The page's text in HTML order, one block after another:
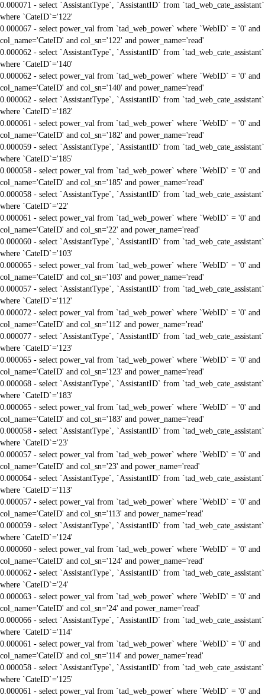
0.000071 - select `AssistantType`, `AssistantID` from `tad_web_cate_assistant`
where `CateID`='122'
0.000067 - select power_val from `tad_web_power` where `WebID` = '0' and
col_name='CateID' and col_sn='122' and power_name='read'
0.000062 - select `AssistantType`, `AssistantID` from `tad_web_cate_assistant`
where `CateID`='140'
0.000062 - select power_val from `tad_web_power` where `WebID` = '0' and
col_name='CateID' and col_sn='140' and power_name='read'
0.000062 - select `AssistantType`, `AssistantID` from `tad_web_cate_assistant`
where `CateID`='182'
0.000061 - select power_val from `tad_web_power` where `WebID` = '0' and
col_name='CateID' and col_sn='182' and power_name='read'
0.000059 - select `AssistantType`, `AssistantID` from `tad_web_cate_assistant`
where `CateID`='185'
0.000058 - select power_val from `tad_web_power` where `WebID` = '0' and
col_name='CateID' and col_sn='185' and power_name='read'
0.000058 - select `AssistantType`, `AssistantID` from `tad_web_cate_assistant`
where `CateID`='22'
0.000061 - select power_val from `tad_web_power` where `WebID` = '0' and
col_name='CateID' and col_sn='22' and power_name='read'
0.000060 - select `AssistantType`, `AssistantID` from `tad_web_cate_assistant`
where `CateID`='103'
0.000065 - select power_val from `tad_web_power` where `WebID` = '0' and
col_name='CateID' and col_sn='103' and power_name='read'
0.000057 - select `AssistantType`, `AssistantID` from `tad_web_cate_assistant`
where `CateID`='112'
0.000072 - select power_val from `tad_web_power` where `WebID` = '0' and
col_name='CateID' and col_sn='112' and power_name='read'
0.000077 - select `AssistantType`, `AssistantID` from `tad_web_cate_assistant`
where `CateID`='123'
0.000065 - select power_val from `tad_web_power` where `WebID` = '0' and
col_name='CateID' and col_sn='123' and power_name='read'
0.000068 - select `AssistantType`, `AssistantID` from `tad_web_cate_assistant`
where `CateID`='183'
0.000065 - select power_val from `tad_web_power` where `WebID` = '0' and
col_name='CateID' and col_sn='183' and power_name='read'
0.000058 - select `AssistantType`, `AssistantID` from `tad_web_cate_assistant`
where `CateID`='23'
0.000057 - select power_val from `tad_web_power` where `WebID` = '0' and
col_name='CateID' and col_sn='23' and power_name='read'
0.000064 - select `AssistantType`, `AssistantID` from `tad_web_cate_assistant`
where `CateID`='113'
0.000057 - select power_val from `tad_web_power` where `WebID` = '0' and
col_name='CateID' and col_sn='113' and power_name='read'
0.000059 - select `AssistantType`, `AssistantID` from `tad_web_cate_assistant`
where `CateID`='124'
0.000060 - select power_val from `tad_web_power` where `WebID` = '0' and
col_name='CateID' and col_sn='124' and power_name='read'
0.000062 - select `AssistantType`, `AssistantID` from `tad_web_cate_assistant`
where `CateID`='24'
0.000063 - select power_val from `tad_web_power` where `WebID` = '0' and
col_name='CateID' and col_sn='24' and power_name='read'
0.000066 - select `AssistantType`, `AssistantID` from `tad_web_cate_assistant`
where `CateID`='114'
0.000061 - select power_val from `tad_web_power` where `WebID` = '0' and
col_name='CateID' and col_sn='114' and power_name='read'
0.000058 - select `AssistantType`, `AssistantID` from `tad_web_cate_assistant`
where `CateID`='125'
0.000061 - select power_val from `tad_web_power` where `WebID` = '0' and